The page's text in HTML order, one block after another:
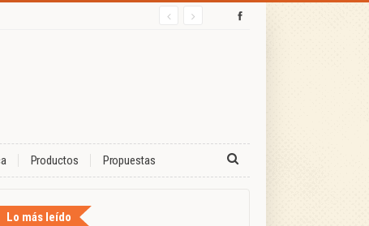
Productos Propuestas
Lo más leído